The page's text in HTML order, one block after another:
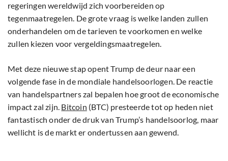
regeringen wereldwijd zich voorbereiden op
tegenmaatregelen. De grote vraag is welke landen zullen
onderhandelen om de tarieven te voorkomen en welke
zullen kiezen voor vergeldingsmaatregelen.
Met deze nieuwe stap opent Trump de deur naar een
volgende fase in de mondiale handelsoorlogen. De reactie
van handelspartners zal bepalen hoe groot de economische
impact zal zijn. Bitcoin (BTC) presteerde tot op heden niet
fantastisch onder de druk van Trump’s handelsoorlog, maar
wellicht is de markt er ondertussen aan gewend.